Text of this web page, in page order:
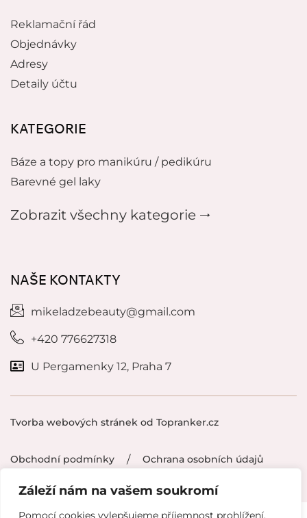
Záleží nám na vašem soukromí
Pomocí cookies vylepšujeme příjemnost prohlížení,
Reklamační řád
Objednávky
Adresy
Detaily účtu
KATEGORIE
Báze a topy pro manikúru / pedikúru
Barevné gel laky
Zobrazit všechny kategorie 🠂
NAŠE KONTAKTY
mikeladzebeauty@gmail.com
+420 776627318
U Pergamenky 12, Praha 7
Tvorba webových stránek od Topranker.cz
Obchodní podmínky / Ochrana osobních údajů